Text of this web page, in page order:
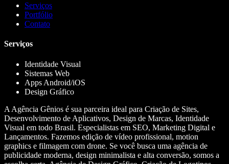
Serviços
Portfólio
Contato
Serviços
Identidade Visual
Sistemas Web
Apps Android/iOS
Design Gráfico
A Agência Gênios é sua parceira ideal para Criação de Sites,
Desenvolvimento de Aplicativos, Design de Marcas, Identidade
Visual em todo Brasil. Especialistas em SEO, Marketing Digital e
Lançamentos. Fazemos edição de vídeo profissional, motion
graphics e filmagem com drone. Se você busca uma agência de
publicidade moderna, design minimalista e alta conversão, somos a